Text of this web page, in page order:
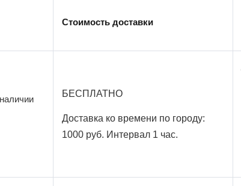
Стоимость доставки
БЕСПЛАТНО
Доставка ко времени по городу:
1000 руб. Интервал 1 час.